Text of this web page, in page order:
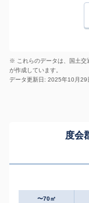
※ これらのデータは、国土交
が作成しています。
データ更新日: 2025年10月29
度会
〜70㎡